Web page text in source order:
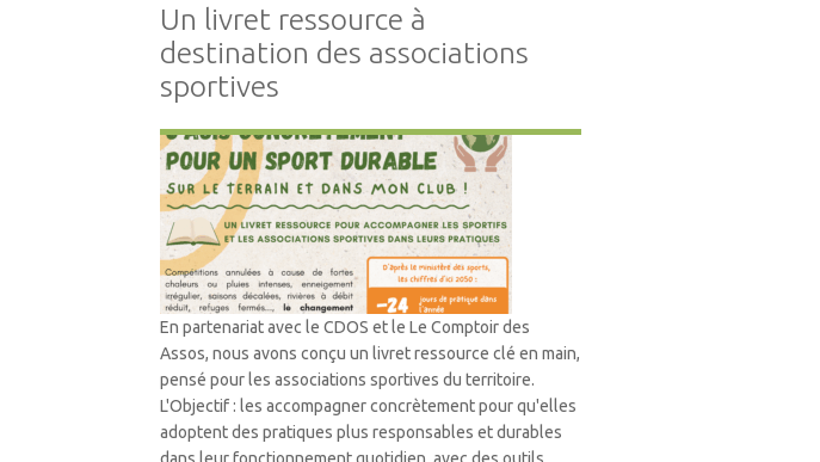
Un livret ressource à
destination des associations
sportives
Accompagnement
En partenariat avec le CDOS et le Le Comptoir des
Assos, nous avons conçu un livret ressource clé en main,
pensé pour les associations sportives du territoire.
L'Objectif : les accompagner concrètement pour qu'elles
adoptent des pratiques plus responsables et durables